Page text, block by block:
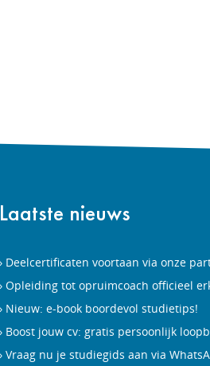
Laatste nieuws
Deelcertificaten voortaan via onze
Opleiding tot opruimcoach officieel
Nieuw: e-book boordevol studietips!
Boost jouw cv: gratis persoonlijk
Vraag nu je studiegids aan via